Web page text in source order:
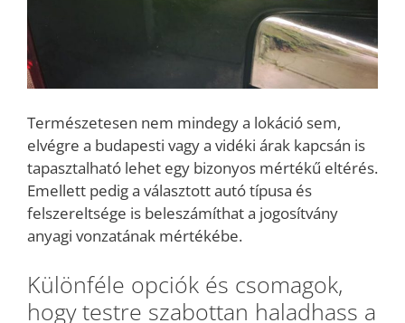
Természetesen nem mindegy a lokáció sem,
elvégre a budapesti vagy a vidéki árak kapcsán is
tapasztalható lehet egy bizonyos mértékű eltérés.
Emellett pedig a választott autó típusa és
felszereltsége is beleszámíthat a jogosítvány
anyagi vonzatának mértékébe.
Különféle opciók és csomagok,
hogy testre szabottan haladhass a